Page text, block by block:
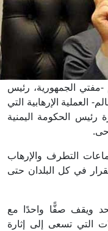
مفتي الجمهورية، رئيس
العملية الإرهابية التي
الحكومة اليمنية
التطرف والإرهاب
في كل البلدان حتى
ويقف صفًّا واحدًا مع
التي تسعى إلى إثارة